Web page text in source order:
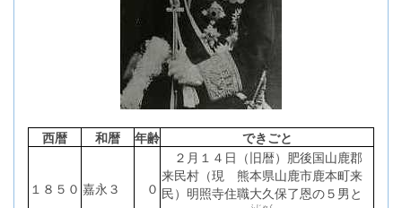
西暦 和暦 年齢 できごと
１８５０ 嘉永３ ０
２月１４日（旧暦）肥後国山鹿郡
来民村（現 熊本県山鹿市鹿本町来
民）明照寺住職大久保了恩の５男と
ふじゃく